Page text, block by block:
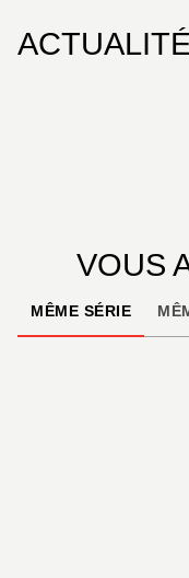
VOUS
MÊME SÉRIE